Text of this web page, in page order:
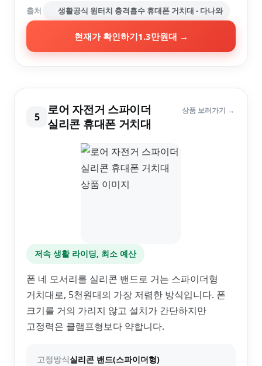
출처 생활공식 원터치 충격흡수 휴대폰 거치대 - 다나와
현재가 확인하기1.3만원대 →
5
로어 자전거 스파이더
실리콘 휴대폰 거치대
상품 보러가기 →
저속 생활 라이딩, 최소 예산
폰 네 모서리를 실리콘 밴드로 거는 스파이더형
거치대로, 5천원대의 가장 저렴한 방식입니다. 폰
크기를 거의 가리지 않고 설치가 간단하지만
고정력은 클램프형보다 약합니다.
고정방식실리콘 밴드(스파이더형)